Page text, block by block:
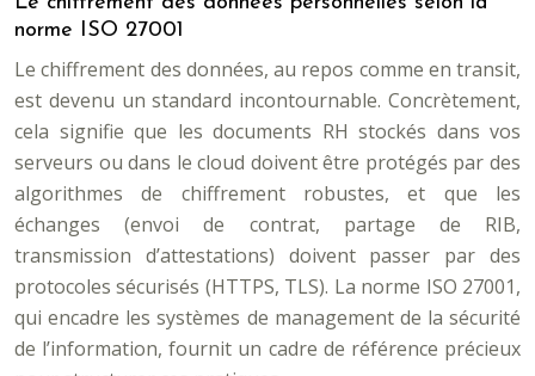
norme ISO 27001
Le chiffrement des données, au repos comme en transit,
est devenu un standard incontournable. Concrètement,
cela signifie que les documents RH stockés dans vos
serveurs ou dans le cloud doivent être protégés par des
algorithmes de chiffrement robustes, et que les
échanges (envoi de contrat, partage de RIB,
transmission d’attestations) doivent passer par des
protocoles sécurisés (HTTPS, TLS). La norme ISO 27001,
qui encadre les systèmes de management de la sécurité
de l’information, fournit un cadre de référence précieux